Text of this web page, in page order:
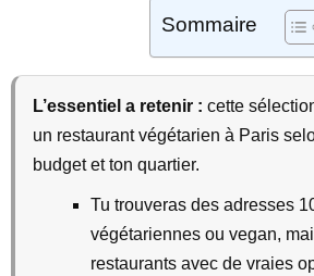
Sommaire
L’essentiel a retenir : cette
un restaurant végétarien à Paris
budget et ton quartier.
Tu trouveras des adresses
végétariennes ou vegan,
restaurants avec de vraies